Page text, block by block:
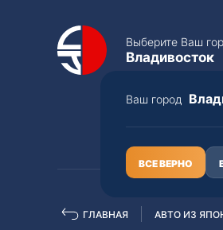
Выберите Ваш
Владивосток
Ваш город
ВСЕ ВЕРНО
Полная пошлина
ГЛАВНАЯ АВТО ИЗ